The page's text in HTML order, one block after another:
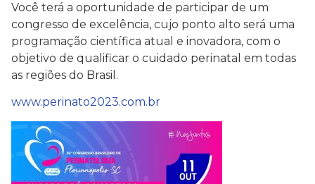
Você terá a oportunidade de participar de um
congresso de excelência, cujo ponto alto será uma
programação científica atual e inovadora, com o
objetivo de qualificar o cuidado perinatal em todas
as regiões do Brasil.
www.perinato2023.com.br